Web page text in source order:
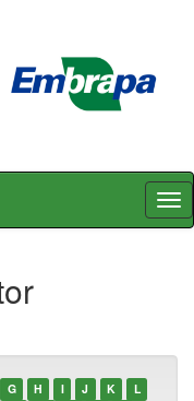
G H I J K
L